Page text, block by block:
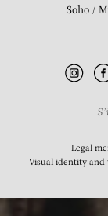
Soho /
Legal
Visual identity and